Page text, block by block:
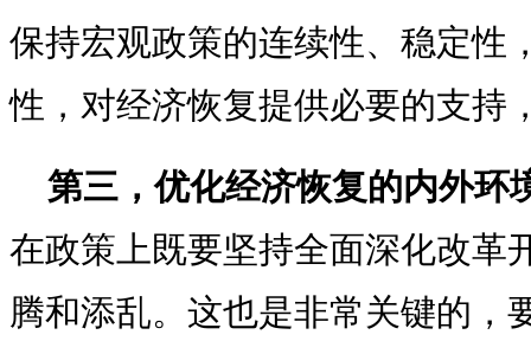
保持宏观政策的连续性、稳定性
性，对经济恢复提供必要的支持
第三，优化经济恢复的内外环
在政策上既要坚持全面深化改革
腾和添乱。这也是非常关键的，